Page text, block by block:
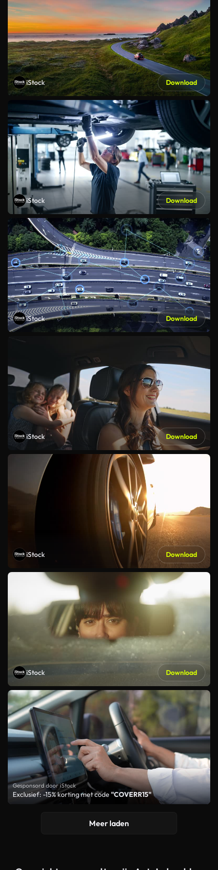
iStock Download
iStock Download
iStock Download
iStock Download
iStock Download
iStock Download
Gesponsord door iStock
Exclusief: -15% korting met code "COVERR15"
Meer laden